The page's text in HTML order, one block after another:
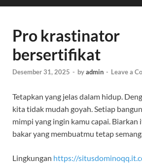
Pro krastinator
bersertifikat
Desember 31, 2025 - byadmin - Leave a
Tetapkan yang jelas dalam hidup.
kita tidak mudah goyah. Setiap
mimpi yang ingin kamu capai. Biarkan
bakar yang membuatmu tetap
Lingkungan https://